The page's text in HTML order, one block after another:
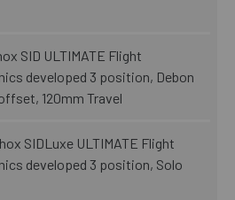
SID ULTIMATE Flight
developed 3 position, Debon
120mm Travel
SIDLuxe ULTIMATE Flight
developed 3 position, Solo